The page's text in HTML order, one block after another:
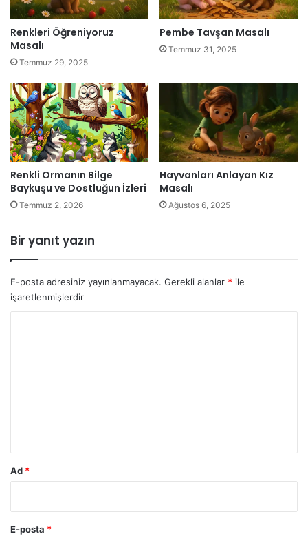
Renkleri Öğreniyoruz
Masalı
Temmuz 29, 2025
Pembe Tavşan Masalı
Temmuz 31, 2025
Renkli Ormanın Bilge
Baykuşu ve Dostluğun İzleri
Temmuz 2, 2026
Hayvanları Anlayan Kız
Masalı
Ağustos 6, 2025
Bir yanıt yazın
E-posta adresiniz yayınlanmayacak. Gerekli alanlar * ile
işaretlenmişlerdir
Ad *
E-posta *